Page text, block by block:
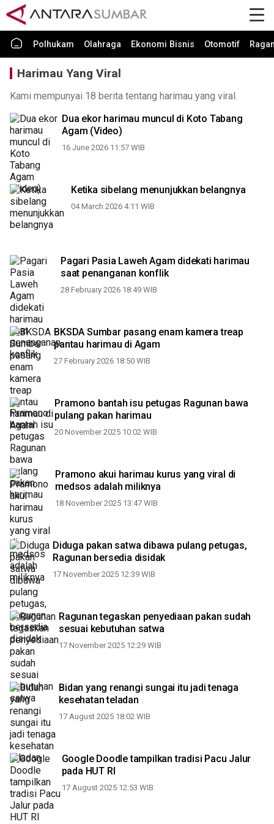
Polhukam Olahraga Ekonomi Bisnis Otomotif
Harimau Yang Viral
Kami mempunyai 18 berita tentang harimau yang viral.
Dua ekor harimau muncul di Koto Tabang
Agam (Video)
16 June 2026 11:57 WIB
Ketika sibelang menunjukkan belangnya
04 March 2026 4:11 WIB
Pagari Pasia Laweh Agam didekati harimau
saat penanganan konflik
28 February 2026 18:49 WIB
BKSDA Sumbar pasang enam kamera treap
pantau harimau di Agam
27 February 2026 18:50 WIB
Pramono bantah isu petugas Ragunan bawa
pulang pakan harimau
20 November 2025 10:02 WIB
Pramono akui harimau kurus yang viral di
medsos adalah miliknya
18 November 2025 13:47 WIB
Diduga pakan satwa dibawa pulang petugas,
Ragunan bersedia disidak
17 November 2025 12:39 WIB
Ragunan tegaskan penyediaan pakan sudah
sesuai kebutuhan satwa
17 November 2025 12:29 WIB
Bidan yang renangi sungai itu jadi tenaga
kesehatan teladan
17 August 2025 18:02 WIB
Google Doodle tampilkan tradisi Pacu Jalur
pada HUT RI
17 August 2025 12:53 WIB